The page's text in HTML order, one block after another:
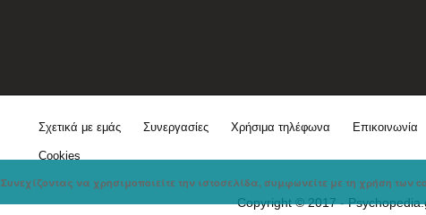
Σχετικά με εμάς Συνεργασίες Χρήσιμα τηλέφωνα Επικοινωνία
Cookies
Copyright © 2017 -
Συνεχίζοντας να χρησιμοποιείτε την ιστοσελίδα, συμφωνείτε με τη χρήση των